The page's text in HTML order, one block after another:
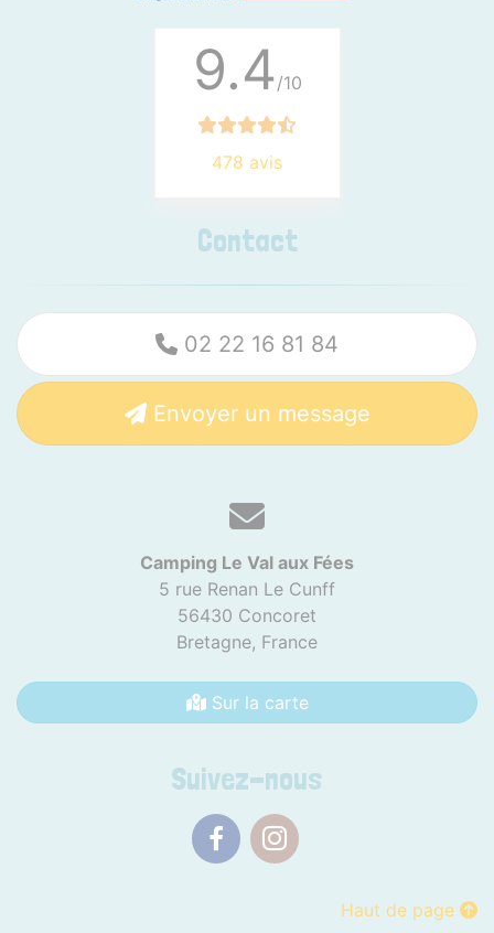
9.4 /10
478 avis
Contact
02 22 16 81 84
Envoyer un message
Camping Le Val aux Fées
5 rue Renan Le Cunff
56430 Concoret
Bretagne, France
Sur la carte
Suivez-nous
Haut de page